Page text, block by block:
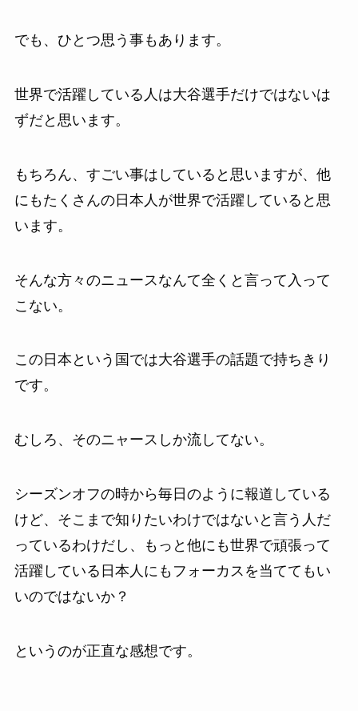
でも、ひとつ思う事もあります。
世界で活躍している人は大谷選手だけではないは
ずだと思います。
もちろん、すごい事はしていると思いますが、他
にもたくさんの日本人が世界で活躍していると思
います。
そんな方々のニュースなんて全くと言って入って
こない。
この日本という国では大谷選手の話題で持ちきり
です。
むしろ、そのニャースしか流してない。
シーズンオフの時から毎日のように報道している
けど、そこまで知りたいわけではないと言う人だ
っているわけだし、もっと他にも世界で頑張って
活躍している日本人にもフォーカスを当ててもい
いのではないか？
というのが正直な感想です。